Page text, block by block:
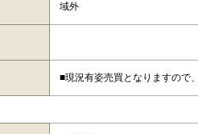
域外
■現況有姿売買となりますので